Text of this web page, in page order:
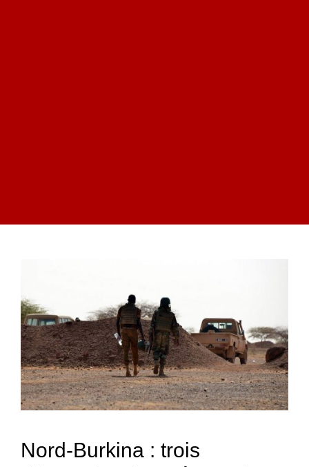
Nord-Burkina : trois